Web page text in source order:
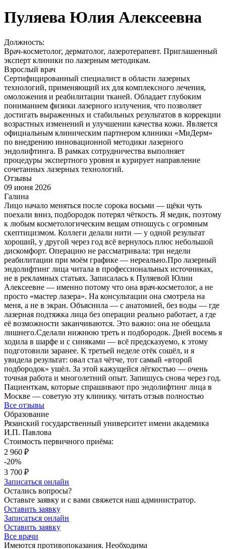
Пуляева Юлия Алексеевна
Должность:
Врач-косметолог, дерматолог, лазеротерапевт. Приглашенный
эксперт клиники по лазерным методикам.
Взрослый врач
Сертифицированный специалист в области лазерных
технологий, применяющий их для комплексного лечения,
омоложения и реабилитации тканей. Обладает глубоким
пониманием физики лазерного излучения, что позволяет
достигать выраженных и стабильных результатов в коррекции
возрастных изменений и улучшении качества кожи. Является
официальным клиническим партнером клиники «МиДерм»
по внедрению инновационной методики лазерного
эндолифтинга. В рамках сотрудничества выполняет
процедуры экспертного уровня и курирует направление
сочетанных лазерных технологий.
Отзывы
09 июня 2026
Галина
Лицо начало меняться после сорока восьми — щёки чуть
поехали вниз, подбородок потерял чёткость. Я медик, поэтому
к любым косметологическим вещам отношусь с огромным
скептицизмом. Коллеги делали нити — у одной результат
хороший, у другой через год всё вернулось плюс небольшой
дискомфорт. Операцию не рассматривала: три недели
реабилитации при моём графике — нереально.Про лазерный
эндолифтинг лица читала в профессиональных источниках,
не в рекламных статьях. Записалась к Пуляевой Юлии
Алексеевне — именно потому что она врач-косметолог, а не
просто «мастер лазера». На консультации она смотрела на
меня, а не в экран. Объяснила — с анатомией, без воды — где
лазерная подтяжка лица без операции реально работает, а где
её возможности заканчиваются. Это важно: она не обещала
лишнего.Сделали нижнюю треть и подбородок. Дней восемь я
ходила в шарфе и с синяками — всё предсказуемо, к этому
подготовили заранее. К третьей неделе отёк сошёл, и я
увидела результат: овал стал чётче, тот самый «второй
подбородок» ушёл. За этой кажущейся лёгкостью — очень
точная работа и многолетний опыт. Запишусь снова через год.
Пациенткам, которые спрашивают про эндолифтинг лица в
Москве — советую эту клинику. читать отзыв полностью
Все отзывы
Образование
Рязанский государственный университет имени академика
И.П. Павлова
Стоимость первичного приёма:
2 960 ₽
-20%
3 700 ₽
Записаться онлайн
Остались вопросы?
Оставьте заявку и с вами свяжется наш администратор.
Оставить заявку
Записаться онлайн
Оставить заявку
Все врачи
Имеются противопоказания. Необходима